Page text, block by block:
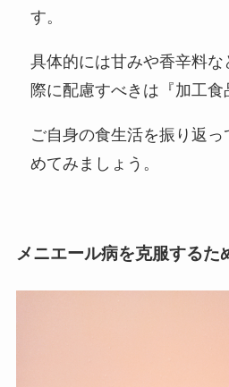
す。
具体的には甘みや香辛料
際に配慮すべきは『加工食
ご自身の食生活を振り返
めてみましょう。
メニエール病を克服するた